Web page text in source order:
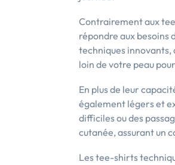
Contrairement aux
répondre aux besoins
techniques
loin de votre peau
En plus de leur
également légers et
difficiles ou des
cutanée, assurant un
Les tee-shirts